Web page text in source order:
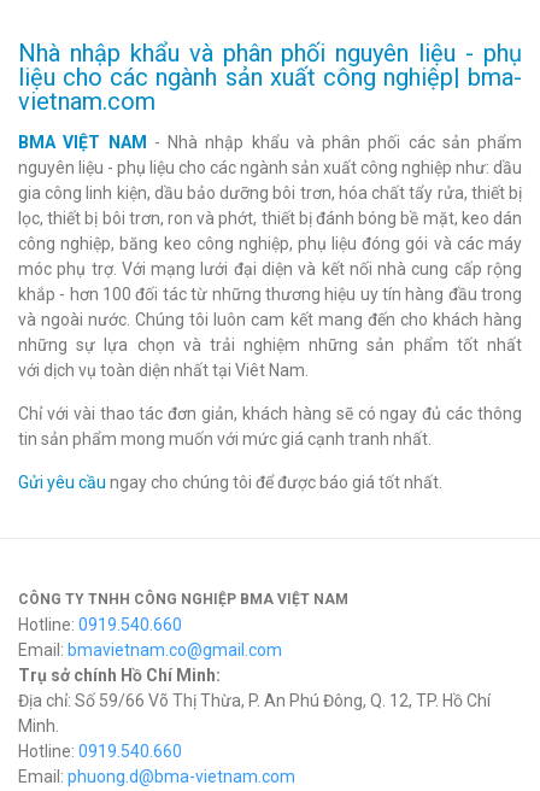
Nhà nhập khẩu và phân phối nguyên liệu - phụ
liệu cho các ngành sản xuất công nghiệp| bma-
vietnam.com
BMA VIỆT NAM
- Nhà nhập khẩu và phân phối các sản phẩm
nguyên liệu - phụ liệu cho các ngành sản xuất công nghiệp như: dầu
gia công linh kiện, dầu bảo dưỡng bôi trơn, hóa chất tẩy rửa, thiết bị
lọc, thiết bị bôi trơn, ron và phớt, thiết bị đánh bóng bề mặt, keo dán
công nghiệp, băng keo công nghiệp, phụ liệu đóng gói và các máy
móc phụ trợ. Với mạng lưới đại diện và kết nối nhà cung cấp rộng
khắp - hơn 100 đối tác từ những thương hiệu uy tín hàng đầu trong
và ngoài nước. Chúng tôi luôn cam kết mang đến cho khách hàng
những sự lựa chọn và trải nghiệm những sản phẩm tốt nhất
với dịch vụ toàn diện nhất tại Viêt Nam.
Chỉ với vài thao tác đơn giản, khách hàng sẽ có ngay đủ các thông
tin sản phẩm mong muốn với mức giá cạnh tranh nhất.
Gửi yêu cầu ngay cho chúng tôi để được báo giá tốt nhất.
CÔNG TY TNHH CÔNG NGHIỆP BMA VIỆT NAM
Hotline: 0919.540.660
Email: bmavietnam.co@gmail.com
Trụ sở chính Hồ Chí Minh:
Địa chỉ: Số 59/66 Võ Thị Thừa, P. An Phú Đông, Q. 12, TP. Hồ Chí
Minh.
Hotline: 0919.540.660
Email: phuong.d@bma-vietnam.com